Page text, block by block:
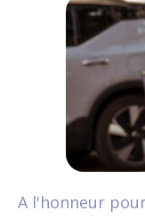
A l'honneur